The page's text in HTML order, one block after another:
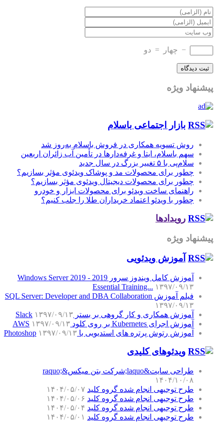
− چهار = دو
پیشنهاد ویژه
بازار اجتماعی باسلام
روش تسویه همکاری در فروش باسلام به‌روز شد
سهم باسلام، ایتا و غرفه‌دارها در تأمین آب زائران اربعین
سلام‌پی با ۵ تغییر بزرگ در سال جدید
چطور برای محصولات مد و پوشاک ویدئوی مؤثر بسازیم؟
چطور برای محصولات دیجیتال ویدئوی مؤثر بسازیم؟
راهنمای ساخت ویدئو برای محصولات ابزار و خودرو
چطور با ویدئو اعتماد خریداران طلا را جلب کنیم؟
رویدادها
پیشنهاد ویژه
آموزش‌ ویدئویی
آموزش کامل ویندوز سرور 2019 - Windows Server 2019
Essential Training... ۱۳۹۷/۰۹/۱۳
فیلم آموزش SQL Server: Developer and DBA Collaboration
۱۳۹۷/۰۹/۱۳
آموزش همکاری و کار گروهی بر بستر Slack ۱۳۹۷/۰۹/۱۳
آموزش اجرای Kubernetes بر روی کلود AWS
۱۳۹۷/۰۹/۱۳
آموزش رتوش پرتره های استدیویی با Photoshop ۱۳۹۷/۰۹/۱۳
ویدئوهای کلیدی
طراحی سایت&laquo;شرکت بتن میکس&raquo;
۱۴۰۴/۱۰/۰۸
طرح توجیهی انجام شده گروه کلید ۱۴۰۴/۰۵/۰۷
طرح توجیهی انجام شده گروه کلید ۱۴۰۴/۰۵/۰۶
طرح توجیهی انجام شده گروه کلید ۱۴۰۴/۰۵/۰۴
طرح توجیهی انجام شده گروه کلید ۱۴۰۴/۰۵/۰۱